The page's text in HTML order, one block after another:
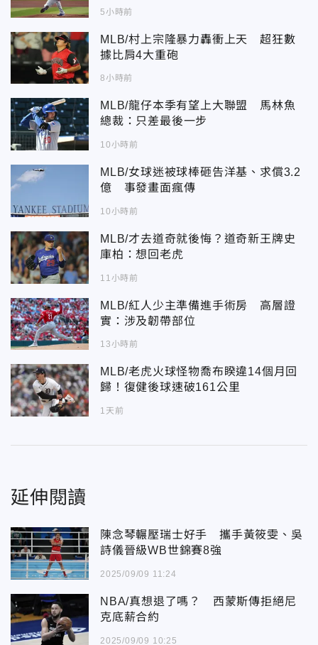
5小時前
MLB/村上宗隆暴力轟衝上天 超狂數
據比肩4大重砲
8小時前
MLB/龍仔本季有望上大聯盟 馬林魚
總裁：只差最後一步
10小時前
MLB/女球迷被球棒砸告洋基、求償3.2
億 事發畫面瘋傳
10小時前
MLB/才去道奇就後悔？道奇新王牌史
庫柏：想回老虎
11小時前
MLB/紅人少主準備進手術房 高層證
實：涉及韌帶部位
13小時前
MLB/老虎火球怪物喬布睽違14個月回
歸！復健後球速破161公里
1天前
延伸閱讀
陳念琴輾壓瑞士好手 攜手黃筱雯、吳
詩儀晉級WB世錦賽8強
2025/09/09 11:24
NBA/真想退了嗎？ 西蒙斯傳拒絕尼
克底薪合約
2025/09/09 10:25